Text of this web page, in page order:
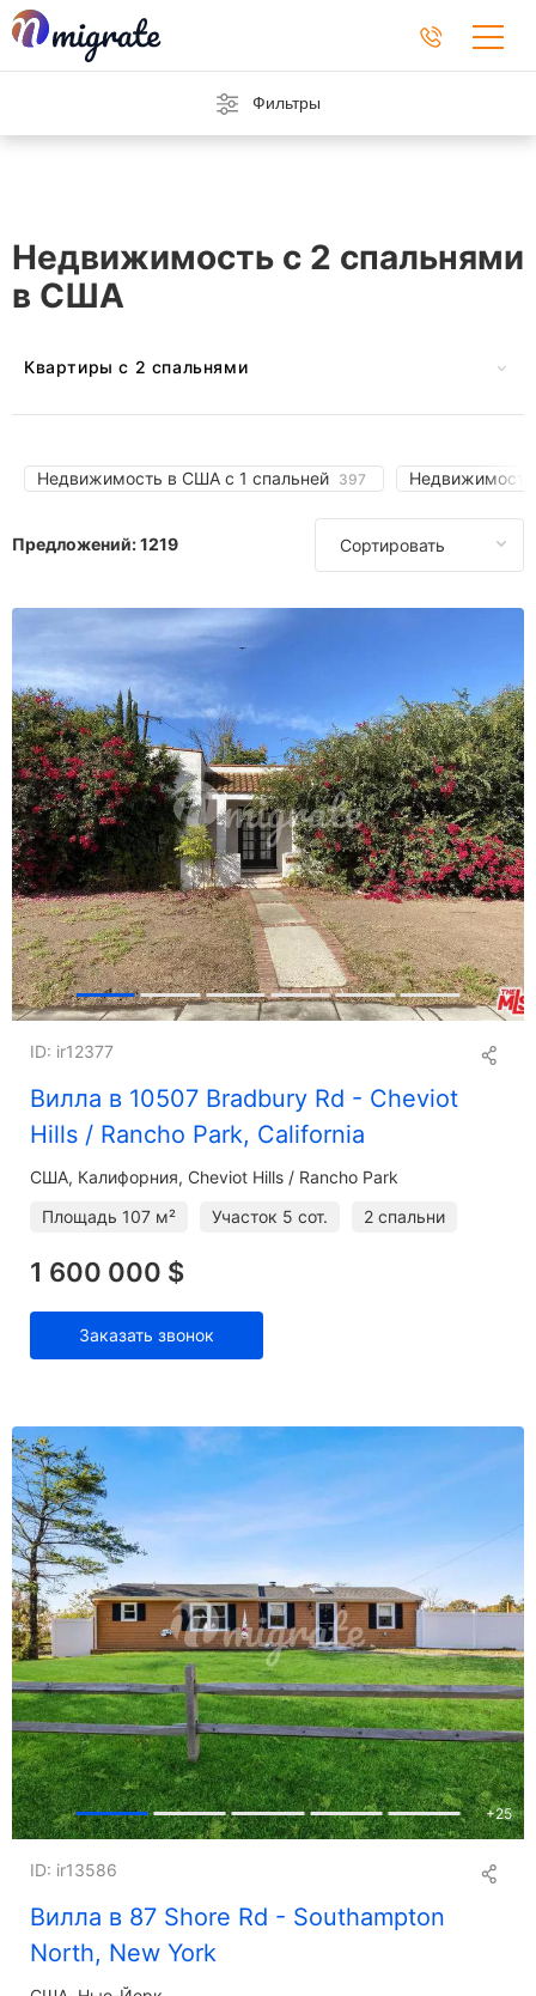
Фильтры
Недвижимость с 2 спальнями
в США
Квартиры с 2 спальнями
В Черногории На Кипре
В Германии
В Гонконге
В Венгрии В Индонезии
В Израиле
На Маврикии В Монако
В Португалии В Испании
В Швейцарии В Таиланде
В Турции В ОАЭ
В Великобритании
Недвижимость в США с 1 спальней 397
Предложений:1219 Сортировать
Вилла в 10507 Bradbury Rd - Cheviot
Hills / Rancho Park, California
ID: ir12377
США, Калифорния, Cheviot Hills / Rancho Park
Площадь 107 м² Участок 5 сот. 2 спальни
1 600 000 $
Заказать звонок
+25
Вилла в 87 Shore Rd - Southampton
North, New York
ID: ir13586